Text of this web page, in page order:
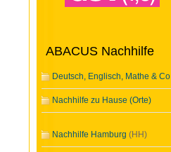
ABACUS Nachhilfe
Deutsch, Englisch, Mathe & Co
Nachhilfe zu Hause (Orte)
Nachhilfe Hamburg (HH)